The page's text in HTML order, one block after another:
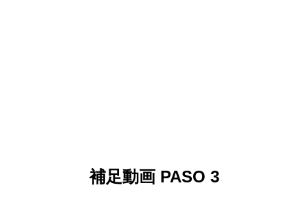
補足動画 PASO 3